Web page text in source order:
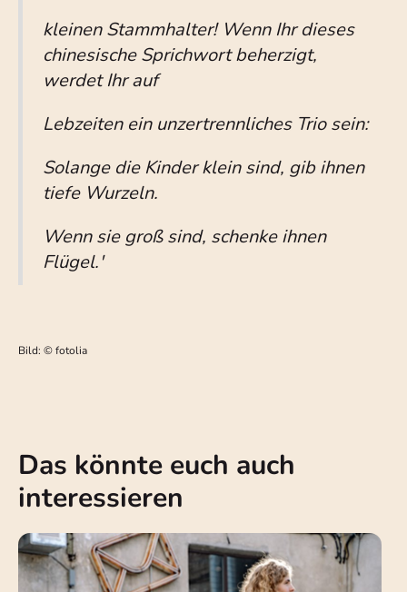
kleinen Stammhalter! Wenn Ihr dieses
chinesische Sprichwort beherzigt,
werdet Ihr auf
Lebzeiten ein unzertrennliches Trio sein:
Solange die Kinder klein sind, gib ihnen
tiefe Wurzeln.
Wenn sie groß sind, schenke ihnen
Flügel.'
Bild: © fotolia
Das könnte euch auch
interessieren